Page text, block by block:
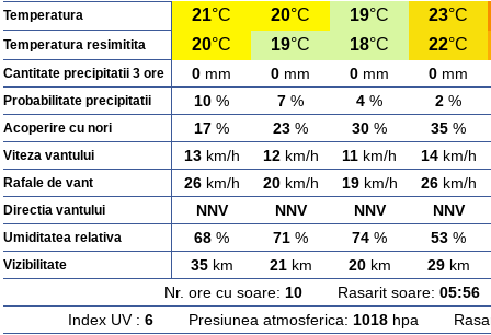
Temperatura 21°C 20°C 19°C 23°C
Temperatura resimitita 20°C 19°C 18°C 22°C
Cantitate precipitatii 3 ore 0 mm 0 mm 0 mm 0 mm
Probabilitate precipitatii 10 % 7 % 4 % 2 %
Acoperire cu nori 17 % 23 % 30 % 35 %
Viteza vantului 13km/h 12km/h 11 km/h 14km/h
Rafale de vant 26km/h 20km/h 19km/h 26km/h
Directia vantului NNV NNV NNV NNV
Umiditatea relativa 68 % 71 % 74 % 53 %
Vizibilitate 35km 21km 20km 29km
Nr. ore cu soare: 10Rasarit soare: 05:56
Index UV : 6Presiunea atmosferica: 1018hpa